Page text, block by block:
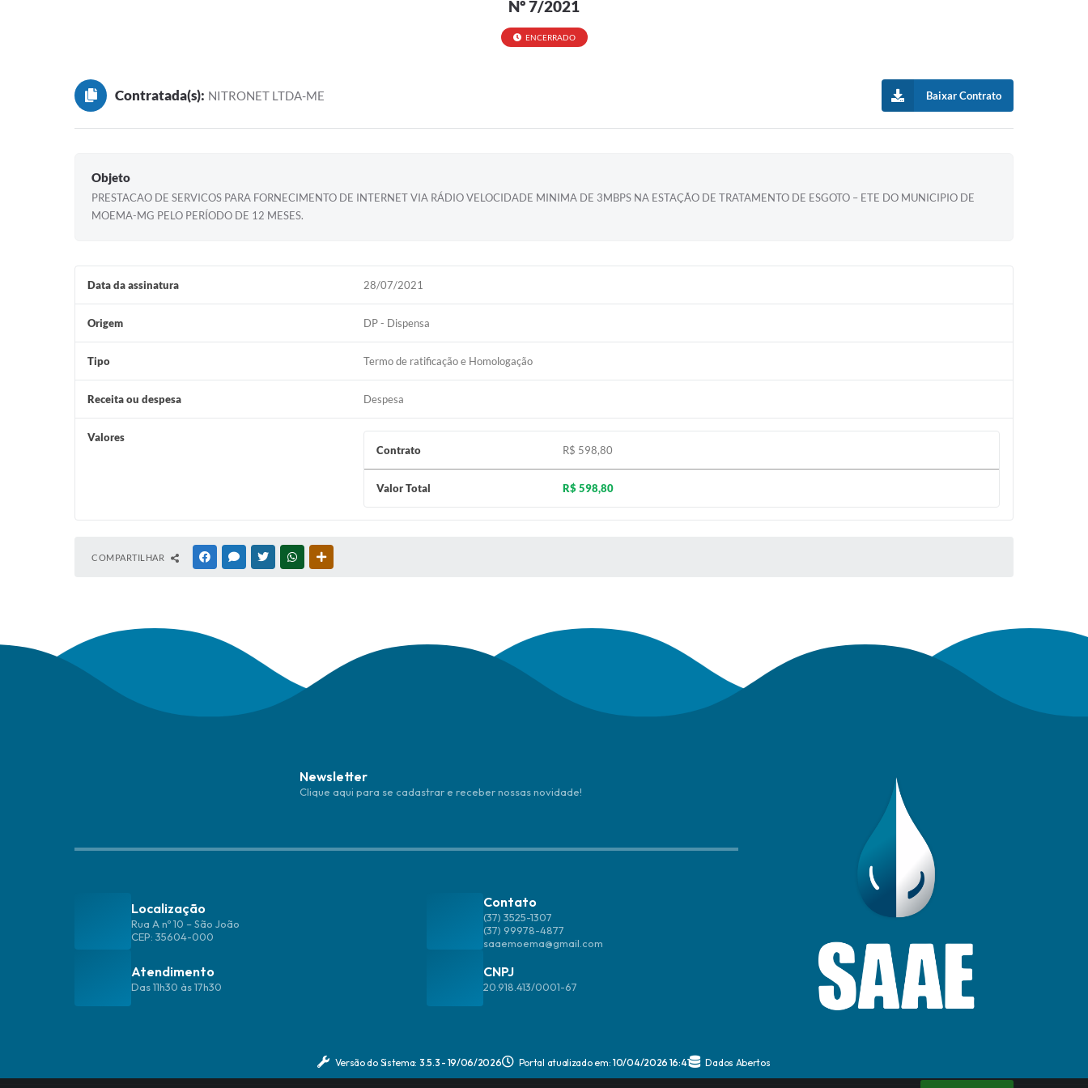
Nº 7/2021
ENCERRADO
Contratada(s): NITRONET LTDA-ME Baixar Contrato
Objeto
PRESTACAO DE SERVICOS PARA FORNECIMENTO DE INTERNET VIA RÁDIO VELOCIDADE MINIMA DE 3MBPS NA ESTAÇÃO DE TRATAMENTO DE ESGOTO – ETE DO MUNICIPIO DE
MOEMA-MG PELO PERÍODO DE 12 MESES.
Data da assinatura 28/07/2021
Origem DP - Dispensa
Tipo Termo de ratificação e Homologação
Receita ou despesa Despesa
Valores
Contrato
R$ 598,80
Valor Total R$ 598,80
COMPARTILHAR FACEBOOKMESSENGER
TWITTERWHATSAPP
Newsletter
Clique aqui para se cadastrar e receber nossas novidade!
Localização
Rua A nº 10 – São João
CEP: 35604-000
Contato
(37) 3525-1307
(37) 99978-4877
saaemoema@gmail.com
Atendimento
Das 11h30 às 17h30
CNPJ
20.918.413/0001-67
Versão do Sistema: 3.5.3 - 19/06/2026 Portal atualizado em:10/04/2026 16:41 Dados Abertos